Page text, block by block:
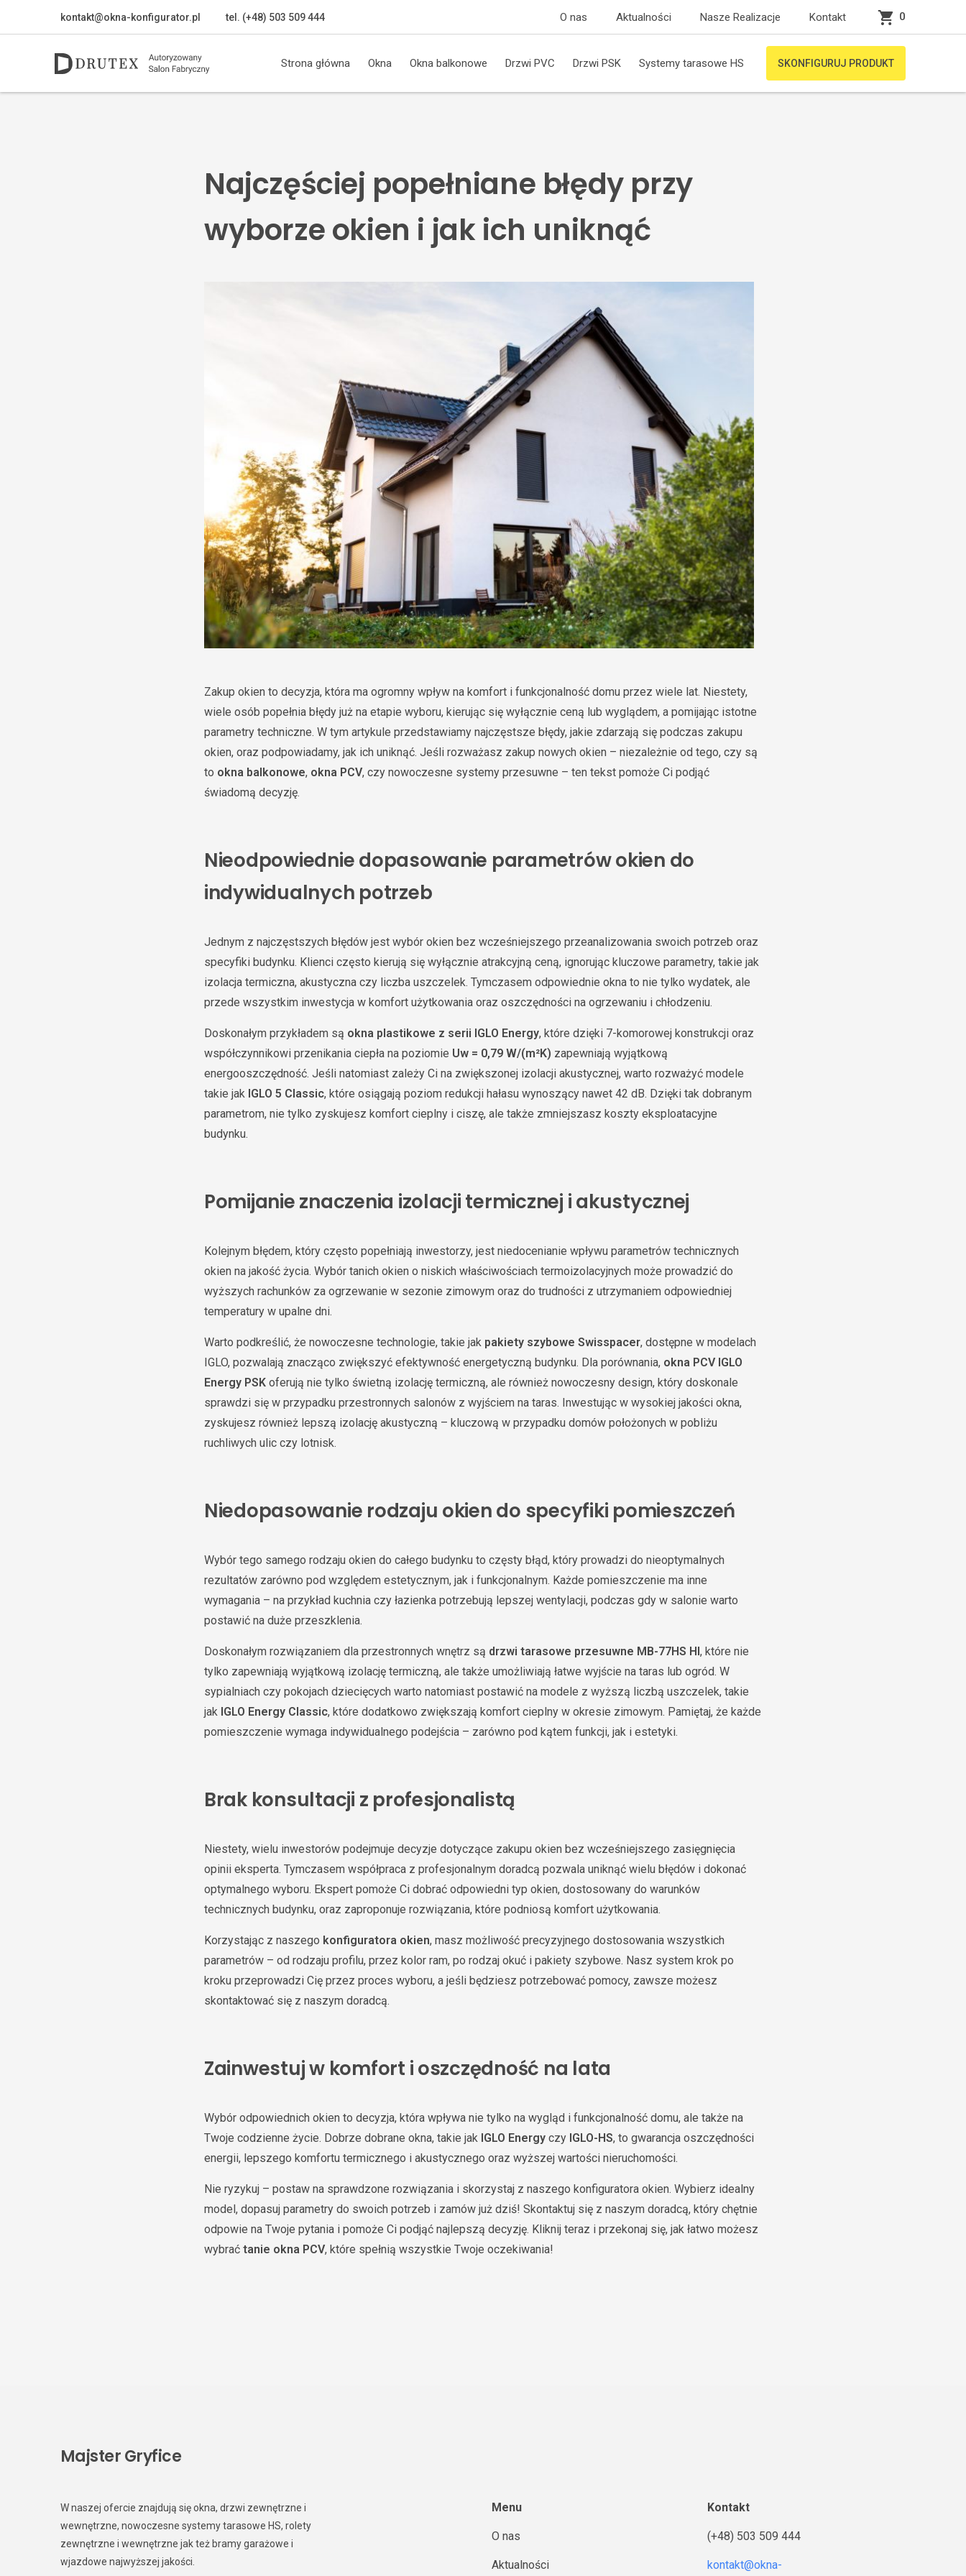
kontakt@okna-konfigurator.pl tel. (+48) 503 509 444 O nas Aktualności Nasze Realizacje Kontakt 0
Strona główna Okna Okna balkonowe Drzwi PVC Drzwi PSK Systemy tarasowe HS SKONFIGURUJ PRODUKT
Najczęściej popełniane błędy przy
wyborze okien i jak ich uniknąć
Zakup okien to decyzja, która ma ogromny wpływ na komfort i funkcjonalność domu przez wiele lat. Niestety,
wiele osób popełnia błędy już na etapie wyboru, kierując się wyłącznie ceną lub wyglądem, a pomijając istotne
parametry techniczne. W tym artykule przedstawiamy najczęstsze błędy, jakie zdarzają się podczas zakupu
okien, oraz podpowiadamy, jak ich uniknąć. Jeśli rozważasz zakup nowych okien – niezależnie od tego, czy są
to okna balkonowe, okna PCV, czy nowoczesne systemy przesuwne – ten tekst pomoże Ci podjąć
świadomą decyzję.
Nieodpowiednie dopasowanie parametrów okien do
indywidualnych potrzeb
Jednym z najczęstszych błędów jest wybór okien bez wcześniejszego przeanalizowania swoich potrzeb oraz
specyfiki budynku. Klienci często kierują się wyłącznie atrakcyjną ceną, ignorując kluczowe parametry, takie jak
izolacja termiczna, akustyczna czy liczba uszczelek. Tymczasem odpowiednie okna to nie tylko wydatek, ale
przede wszystkim inwestycja w komfort użytkowania oraz oszczędności na ogrzewaniu i chłodzeniu.
Doskonałym przykładem są okna plastikowe z serii IGLO Energy, które dzięki 7-komorowej konstrukcji oraz
współczynnikowi przenikania ciepła na poziomie Uw = 0,79 W/(m²K) zapewniają wyjątkową
energooszczędność. Jeśli natomiast zależy Ci na zwiększonej izolacji akustycznej, warto rozważyć modele
takie jak IGLO 5 Classic, które osiągają poziom redukcji hałasu wynoszący nawet 42 dB. Dzięki tak dobranym
parametrom, nie tylko zyskujesz komfort cieplny i ciszę, ale także zmniejszasz koszty eksploatacyjne
budynku.
Pomijanie znaczenia izolacji termicznej i akustycznej
Kolejnym błędem, który często popełniają inwestorzy, jest niedocenianie wpływu parametrów technicznych
okien na jakość życia. Wybór tanich okien o niskich właściwościach termoizolacyjnych może prowadzić do
wyższych rachunków za ogrzewanie w sezonie zimowym oraz do trudności z utrzymaniem odpowiedniej
temperatury w upalne dni.
Warto podkreślić, że nowoczesne technologie, takie jak pakiety szybowe Swisspacer, dostępne w modelach
IGLO, pozwalają znacząco zwiększyć efektywność energetyczną budynku. Dla porównania, okna PCV IGLO
Energy PSK oferują nie tylko świetną izolację termiczną, ale również nowoczesny design, który doskonale
sprawdzi się w przypadku przestronnych salonów z wyjściem na taras. Inwestując w wysokiej jakości okna,
zyskujesz również lepszą izolację akustyczną – kluczową w przypadku domów położonych w pobliżu
ruchliwych ulic czy lotnisk.
Niedopasowanie rodzaju okien do specyfiki pomieszczeń
Wybór tego samego rodzaju okien do całego budynku to częsty błąd, który prowadzi do nieoptymalnych
rezultatów zarówno pod względem estetycznym, jak i funkcjonalnym. Każde pomieszczenie ma inne
wymagania – na przykład kuchnia czy łazienka potrzebują lepszej wentylacji, podczas gdy w salonie warto
postawić na duże przeszklenia.
Doskonałym rozwiązaniem dla przestronnych wnętrz są drzwi tarasowe przesuwne MB-77HS HI, które nie
tylko zapewniają wyjątkową izolację termiczną, ale także umożliwiają łatwe wyjście na taras lub ogród. W
sypialniach czy pokojach dziecięcych warto natomiast postawić na modele z wyższą liczbą uszczelek, takie
jak IGLO Energy Classic, które dodatkowo zwiększają komfort cieplny w okresie zimowym. Pamiętaj, że każde
pomieszczenie wymaga indywidualnego podejścia – zarówno pod kątem funkcji, jak i estetyki.
Brak konsultacji z profesjonalistą
Niestety, wielu inwestorów podejmuje decyzje dotyczące zakupu okien bez wcześniejszego zasięgnięcia
opinii eksperta. Tymczasem współpraca z profesjonalnym doradcą pozwala uniknąć wielu błędów i dokonać
optymalnego wyboru. Ekspert pomoże Ci dobrać odpowiedni typ okien, dostosowany do warunków
technicznych budynku, oraz zaproponuje rozwiązania, które podniosą komfort użytkowania.
Korzystając z naszego konfiguratora okien, masz możliwość precyzyjnego dostosowania wszystkich
parametrów – od rodzaju profilu, przez kolor ram, po rodzaj okuć i pakiety szybowe. Nasz system krok po
kroku przeprowadzi Cię przez proces wyboru, a jeśli będziesz potrzebować pomocy, zawsze możesz
skontaktować się z naszym doradcą.
Zainwestuj w komfort i oszczędność na lata
Wybór odpowiednich okien to decyzja, która wpływa nie tylko na wygląd i funkcjonalność domu, ale także na
Twoje codzienne życie. Dobrze dobrane okna, takie jak IGLO Energy czy IGLO-HS, to gwarancja oszczędności
energii, lepszego komfortu termicznego i akustycznego oraz wyższej wartości nieruchomości.
Nie ryzykuj – postaw na sprawdzone rozwiązania i skorzystaj z naszego konfiguratora okien. Wybierz idealny
model, dopasuj parametry do swoich potrzeb i zamów już dziś! Skontaktuj się z naszym doradcą, który chętnie
odpowie na Twoje pytania i pomoże Ci podjąć najlepszą decyzję. Kliknij teraz i przekonaj się, jak łatwo możesz
wybrać tanie okna PCV, które spełnią wszystkie Twoje oczekiwania!
Majster Gryfice
W naszej ofercie znajdują się okna, drzwi zewnętrzne i
wewnętrzne, nowoczesne systemy tarasowe HS, rolety
zewnętrzne i wewnętrzne jak też bramy garażowe i
wjazdowe najwyższej jakości.
Menu
O nas
Aktualności
Kontakt
(+48) 503 509 444